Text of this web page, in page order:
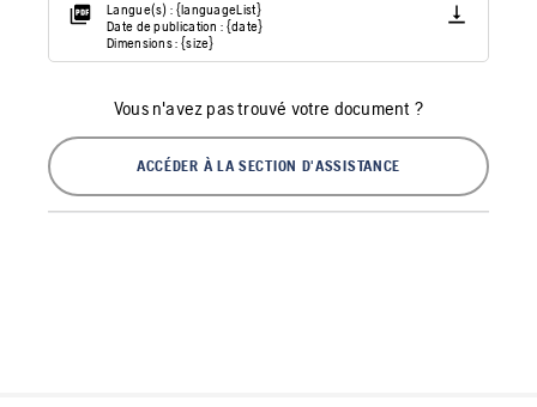
Langue(s) : {languageList}
Date de publication : {date}
Dimensions : {size}
Vous n'avez pas trouvé votre document ?
ACCÉDER À LA SECTION D'ASSISTANCE